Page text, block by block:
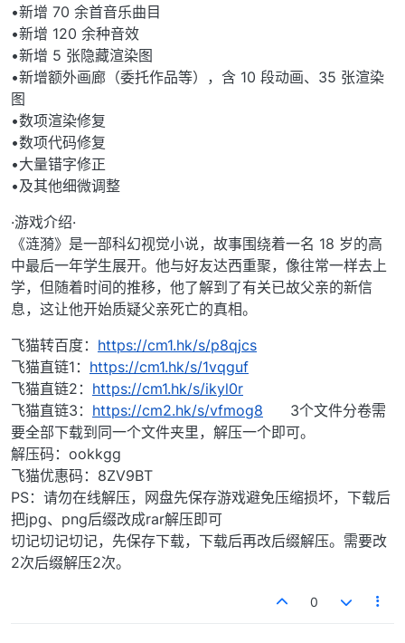
•新增 70 余首音乐曲目
•新增 120 余种音效
•新增 5 张隐藏渲染图
•新增额外画廊（委托作品等），含 10 段动画、35 张渲染
图
•数项渲染修复
•数项代码修复
•大量错字修正
•及其他细微调整
·游戏介绍·
《涟漪》是一部科幻视觉小说，故事围绕着一名 18 岁的高
中最后一年学生展开。他与好友达西重聚，像往常一样去上
学，但随着时间的推移，他了解到了有关已故父亲的新信
息，这让他开始质疑父亲死亡的真相。
飞猫转百度： https://cm1.hk/s/p8qjcs
飞猫直链1： https://cm1.hk/s/1vqguf
飞猫直链2： https://cm1.hk/s/ikyl0r
飞猫直链3： https://cm2.hk/s/vfmog8 3个文件分卷需
要全部下载到同一个文件夹里，解压一个即可。
解压码：ookkgg
飞猫优惠码：8ZV9BT
PS：请勿在线解压，网盘先保存游戏避免压缩损坏，下载后
把jpg、png后缀改成rar解压即可
切记切记切记，先保存下载，下载后再改后缀解压。需要改
2次后缀解压2次。
0